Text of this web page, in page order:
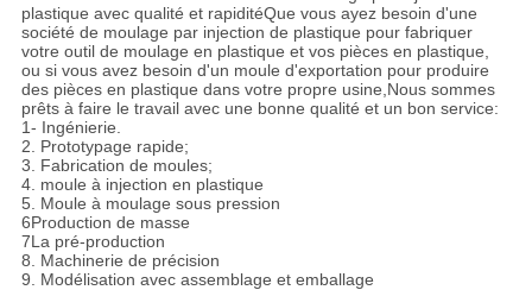
plastique avec qualité et rapiditéQue vous ayez besoin d'une
société de moulage par injection de plastique pour fabriquer
votre outil de moulage en plastique et vos pièces en plastique,
ou si vous avez besoin d'un moule d'exportation pour produire
des pièces en plastique dans votre propre usine,Nous sommes
prêts à faire le travail avec une bonne qualité et un bon service:
1- Ingénierie.
2. Prototypage rapide;
3. Fabrication de moules;
4. moule à injection en plastique
5. Moule à moulage sous pression
6Production de masse
7La pré-production
8. Machinerie de précision
9. Modélisation avec assemblage et emballage